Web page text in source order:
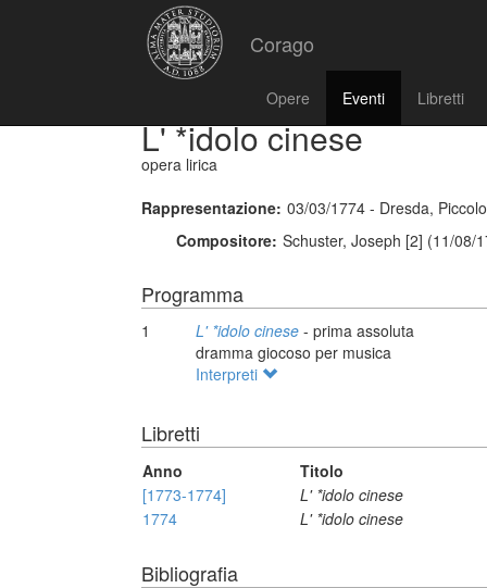
Corago
Opere Eventi Libretti
L' *idolo cinese
opera lirica
Rappresentazione: 03/03/1774 - Dresda,
Compositore: Schuster, Joseph [2] (11/08/
Programma
1 L' *idolo cinese - prima assoluta
dramma giocoso per musica
Interpreti
Libretti
Anno
Titolo
[1773-1774]
L' *idolo cinese
1774
L' *idolo cinese
Bibliografia